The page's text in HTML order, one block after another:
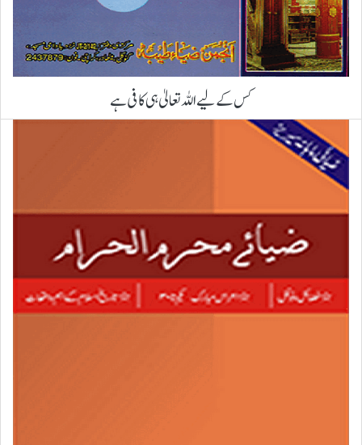
کس کے لیے اللہ تعالیٰ ہی کافی ہے